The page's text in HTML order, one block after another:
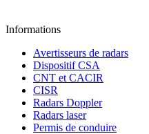
Informations
Avertisseurs de radars
Dispositif CSA
CNT et CACIR
CISR
Radars Doppler
Radars laser
Permis de conduire